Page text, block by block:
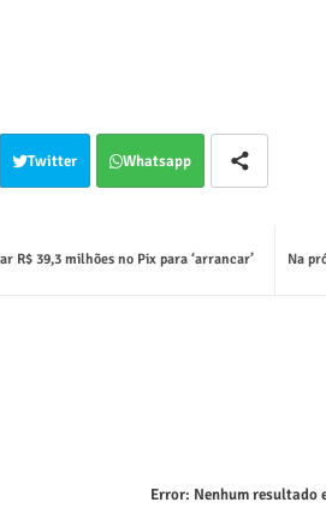
Twitter Whatsapp
Na
R$ 39,3 milhões no Pix para ‘arrancar’
Error: Nenhum resultado